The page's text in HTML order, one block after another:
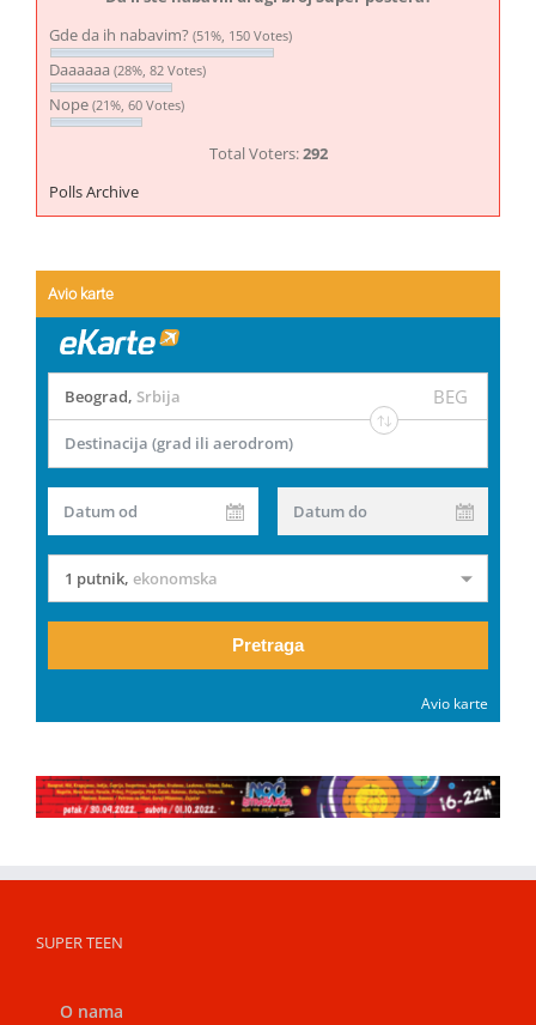
Gde da ih nabavim? (51%, 150 Votes)
Daaaaaa (28%, 82 Votes)
Nope (21%, 60 Votes)
Total Voters:292
Polls Archive
Avio karte
Beograd, Srbija BEG
Destinacija (grad ili aerodrom)
Datum od Datum do
1 putnik, ekonomska
Pretraga
Avio karte
SUPER TEEN
O nama